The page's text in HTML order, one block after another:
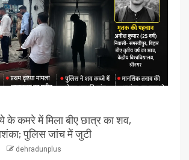
के कमरे में मिला बीए छात्र का शव,
पुलिस जांच में जुटी
dehradunplus